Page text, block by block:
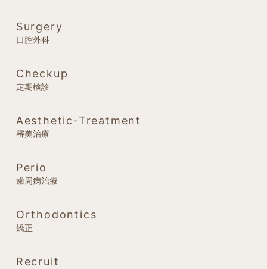
Surgery
口腔外科
Checkup
定期検診
Aesthetic-Treatment
審美治療
Perio
歯周病治療
Orthodontics
矯正
Recruit